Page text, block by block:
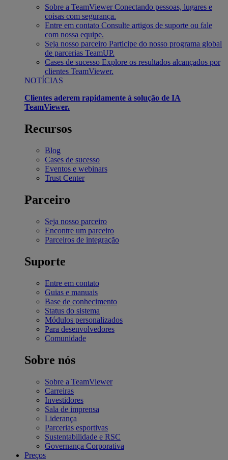
Sobre a TeamViewer Conectando pessoas, lugares e
coisas com segurança.
Entre em contato Consulte artigos de suporte ou fale
com nossa equipe.
Seja nosso parceiro Participe do nosso programa global
de parcerias TeamUP.
Cases de sucesso Explore os resultados alcançados por
clientes TeamViewer.
NOTÍCIAS
Clientes aderem rapidamente à solução de IA
TeamViewer.
Recursos
Blog
Cases de sucesso
Eventos e webinars
Trust Center
Parceiro
Seja nosso parceiro
Encontre um parceiro
Parceiros de integração
Suporte
Entre em contato
Guias e manuais
Base de conhecimento
Status do sistema
Módulos personalizados
Para desenvolvedores
Comunidade
Sobre nós
Sobre a TeamViewer
Carreiras
Investidores
Sala de imprensa
Liderança
Parcerias esportivas
Sustentabilidade e RSC
Governança Corporativa
Preços